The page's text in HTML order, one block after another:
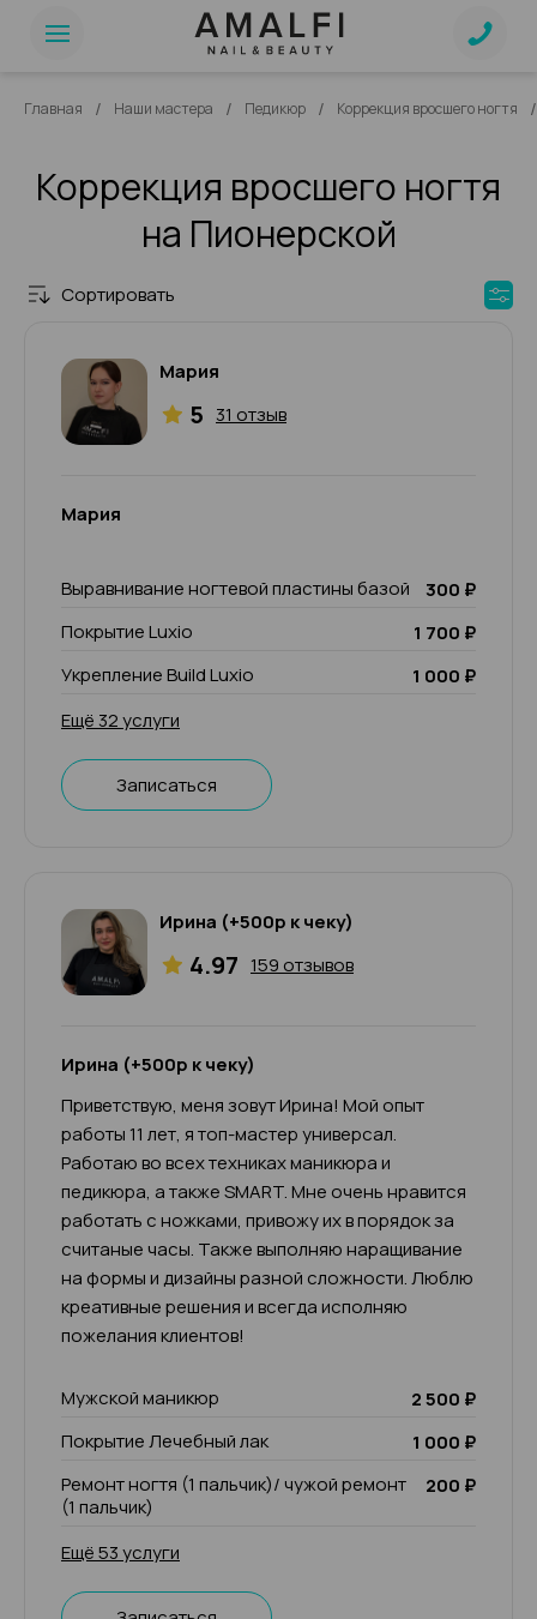
Главная / Наши мастера / Педикюр / Коррекция вросшего ногтя /
Коррекция вросшего ногтя
на Пионерской
Сортировать
Мария
5 31 отзыв
Мария
Выравнивание ногтевой пластины базой
300 ₽
Покрытие Luxio
1 700 ₽
Укрепление Build Luxio
1 000 ₽
Ещё 32 услуги
Записаться
Ирина (+500р к чеку)
4.97 159 отзывов
Ирина (+500р к чеку)
Приветствую, меня зовут Ирина! Мой опыт
работы 11 лет, я топ-мастер универсал.
Работаю во всех техниках маникюра и
педикюра, а также SMART. Мне очень нравится
работать с ножками, привожу их в порядок за
считаные часы. Также выполняю наращивание
на формы и дизайны разной сложности. Люблю
креативные решения и всегда исполняю
пожелания клиентов!
Мужской маникюр
2 500 ₽
Покрытие Лечебный лак
1 000 ₽
Ремонт ногтя (1 пальчик)/ чужой ремонт
(1 пальчик)
200 ₽
Ещё 53 услуги